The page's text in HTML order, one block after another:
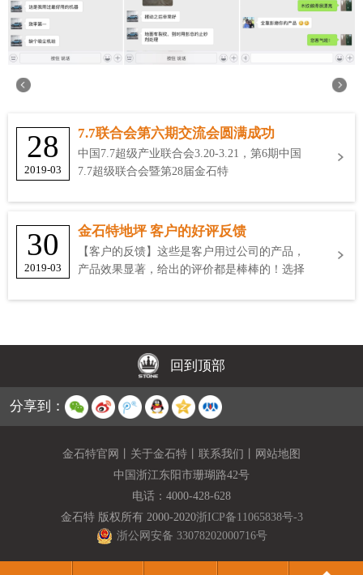
28
2019-03
7.7联合会第六期交流会圆满成功
中国7.7超级产业联合会3.20-3.21，第6期中国
7.7超级联合会暨第28届金石特
30
2019-03
金石特地坪 客户的好评反馈
【客户的反馈】这些是客户用过公司的产品，
产品效果显著，给出的评价都是棒棒的！选择
回到顶部
分享到：
金石特官网 关于金石特 联系我们
网站地图
中国浙江东阳市珊瑚路42号
电话： 4000-428-628
金石特 版权所有 2000-2020浙ICP备11065838号-3
浙公网安备 33078202000716号